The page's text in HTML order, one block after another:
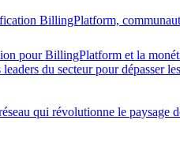
BillingPlatform,
pour BillingPlatform et la
leaders du secteur pour dépasser
qui révolutionne le paysage